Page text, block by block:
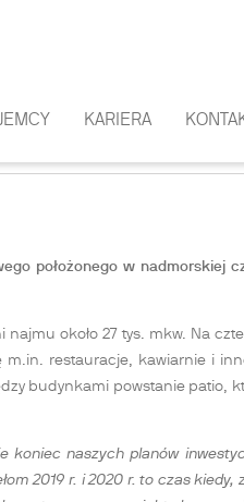
KARIERA
położonego w nadmorskiej
około 27 tys. mkw. Na
restauracje, kawiarnie i
budynkami powstanie patio,
koniec naszych planów
2019 r. i 2020 r. to czas